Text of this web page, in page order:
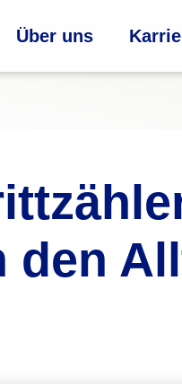
Über uns
den